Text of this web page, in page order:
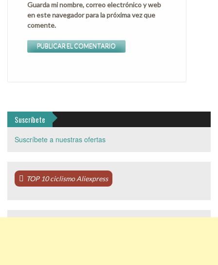
Guarda mi nombre, correo electrónico y web
en este navegador para la próxima vez que
comente.
Suscríbete
Suscríbete a nuestras ofertas
TOP 10 ciclismo Aliexpress